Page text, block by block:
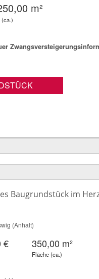
m²
Baugrundstück im
(Anhalt)
€ 350,00 m²
Fläche (ca.)